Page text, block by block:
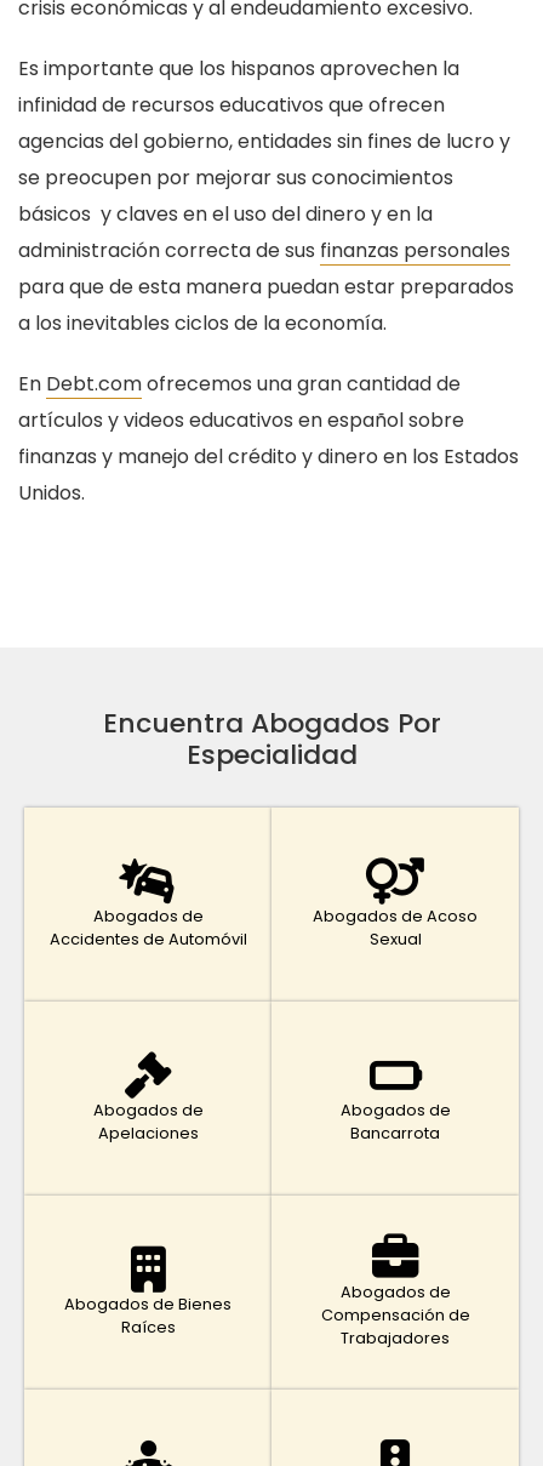
crisis económicas y al endeudamiento excesivo.
Es importante que los hispanos aprovechen la
infinidad de recursos educativos que ofrecen
agencias del gobierno, entidades sin fines de lucro y
se preocupen por mejorar sus conocimientos
básicos y claves en el uso del dinero y en la
administración correcta de sus finanzas personales
para que de esta manera puedan estar preparados
a los inevitables ciclos de la economía.
En Debt.comofrecemos una gran cantidad de
artículos y videos educativos en español sobre
finanzas y manejo del crédito y dinero en los Estados
Unidos.
Encuentra Abogados Por
Especialidad
Abogados de
Accidentes de Automóvil
Abogados de Acoso
Sexual
Abogados de
Apelaciones
Abogados de
Bancarrota
Abogados de Bienes
Raíces
Abogados de
Compensación de
Trabajadores